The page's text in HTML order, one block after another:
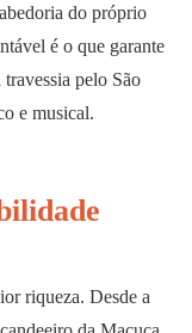
do próprio
é o que garante
travessia pelo São
e musical.
riqueza. Desde a